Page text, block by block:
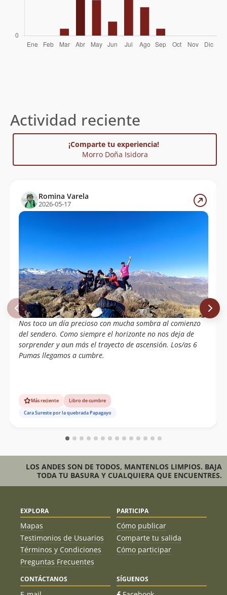
Actividad reciente
¡Comparte tu experiencia!
Morro Doña Isidora
Romina Varela
2026-05-17
Nos toco un día precioso con mucha sombra al comienzo
del sendero. Como siempre el horizonte no nos deja de
sorprender y aun más el trayecto de ascensión. Los/as 6
Pumas llegamos a cumbre.
Más reciente
Libro de cumbre
Cara Sureste por la quebrada Papagayo
LOS ANDES SON DE TODOS, MANTENLOS LIMPIOS. BAJA
TODA TU BASURA Y CUALQUIERA QUE ENCUENTRES.
EXPLORA
Mapas
Testimonios de Usuarios
Términos y Condiciones
Preguntas Frecuentes
PARTICIPA
Cómo publicar
Comparte tu salida
Cómo participar
CONTÁCTANOS SÍGUENOS